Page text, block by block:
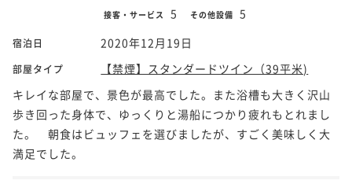
接客・サービス 5 その他設備 5
宿泊日 2020年12月19日
部屋タイプ
【禁煙】スタンダードツイン（39平米)
キレイな部屋で、景色が最高でした。また浴槽も大きく沢山
歩き回った身体で、ゆっくりと湯船につかり疲れもとれまし
た。 朝食はビュッフェを選びましたが、すごく美味しく大
満足でした。